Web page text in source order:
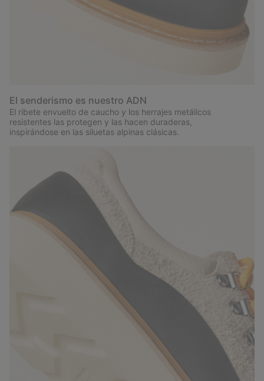
El senderismo es nuestro ADN
El ribete envuelto de caucho y los herrajes metálicos
resistentes las protegen y las hacen duraderas,
inspirándose en las siluetas alpinas clásicas.